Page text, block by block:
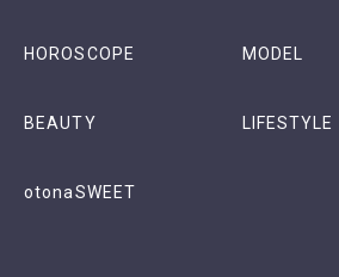
HOROSCOPE MODEL
BEAUTY LIFESTYLE
otonaSWEET